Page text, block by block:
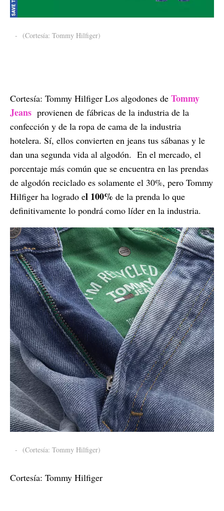
- (Cortesía: Tommy Hilfiger)
Cortesía: Tommy Hilfiger Los algodones de Tommy
Jeans provienen de fábricas de la industria de la
confección y de la ropa de cama de la industria
hotelera. Sí, ellos convierten en jeans tus sábanas y le
dan una segunda vida al algodón. En el mercado, el
porcentaje más común que se encuentra en las prendas
de algodón reciclado es solamente el 30%, pero Tommy
Hilfiger ha logrado el 100% de la prenda lo que
definitivamente lo pondrá como líder en la industria.
- (Cortesía: Tommy Hilfiger)
Cortesía: Tommy Hilfiger